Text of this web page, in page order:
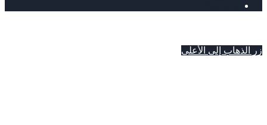
زر الذهاب إلى الأعلى